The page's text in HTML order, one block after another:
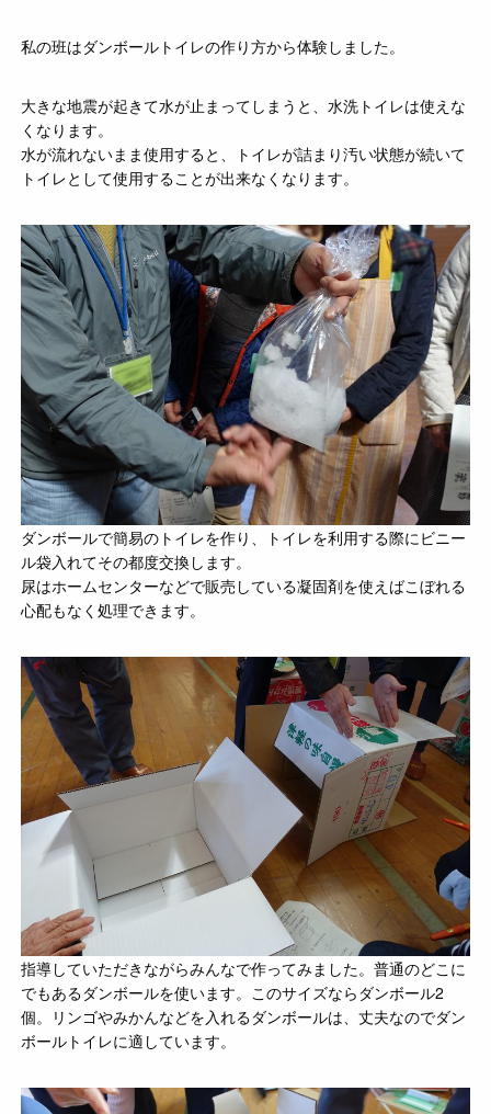
私の班はダンボールトイレの作り方から体験しました。
大きな地震が起きて水が止まってしまうと、水洗トイレは使えな
くなります。
水が流れないまま使用すると、トイレが詰まり汚い状態が続いて
トイレとして使用することが出来なくなります。
ダンボールで簡易のトイレを作り、トイレを利用する際にビニー
ル袋入れてその都度交換します。
尿はホームセンターなどで販売している凝固剤を使えばこぼれる
心配もなく処理できます。
指導していただきながらみんなで作ってみました。普通のどこに
でもあるダンボールを使います。このサイズならダンボール2
個。リンゴやみかんなどを入れるダンボールは、丈夫なのでダン
ボールトイレに適しています。